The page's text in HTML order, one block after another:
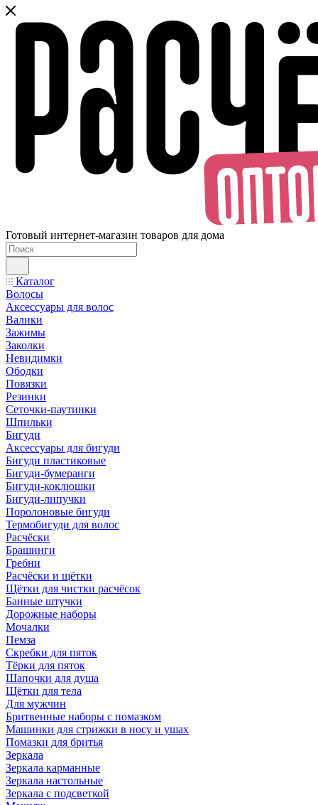
Готовый интернет-магазин товаров для дома
Каталог
Волосы
Аксессуары для волос
Валики
Зажимы
Заколки
Невидимки
Ободки
Повязки
Резинки
Сеточки-паутинки
Шпильки
Бигуди
Аксессуары для бигуди
Бигуди пластиковые
Бигуди-бумеранги
Бигуди-коклюшки
Бигуди-липучки
Поролоновые бигуди
Термобигуди для волос
Расчёски
Брашинги
Гребни
Расчёски и щётки
Щётки для чистки расчёсок
Банные штучки
Дорожные наборы
Мочалки
Пемза
Скребки для пяток
Тёрки для пяток
Шапочки для душа
Щётки для тела
Для мужчин
Бритвенные наборы с помазком
Машинки для стрижки в носу и ушах
Помазки для бритья
Зеркала
Зеркала карманные
Зеркала настольные
Зеркала с подсветкой